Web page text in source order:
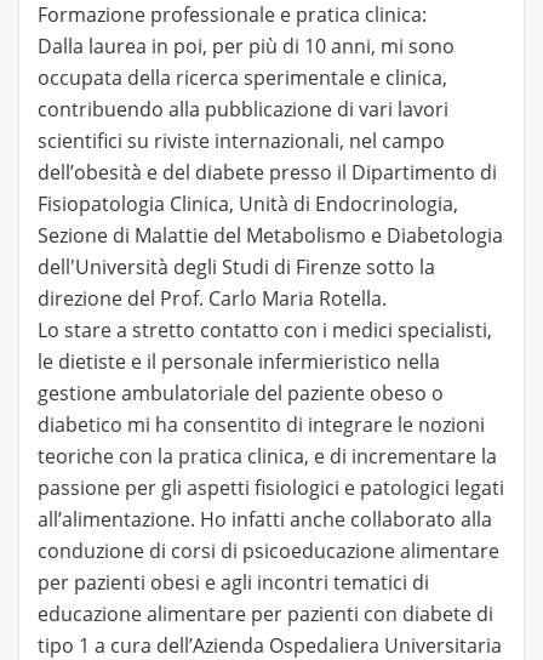
Formazione professionale e pratica clinica:
Dalla laurea in poi, per più di 10 anni, mi sono
occupata della ricerca sperimentale e clinica,
contribuendo alla pubblicazione di vari lavori
scientifici su riviste internazionali, nel campo
dell’obesità e del diabete presso il Dipartimento di
Fisiopatologia Clinica, Unità di Endocrinologia,
Sezione di Malattie del Metabolismo e Diabetologia
dell'Università degli Studi di Firenze sotto la
direzione del Prof. Carlo Maria Rotella.
Lo stare a stretto contatto con i medici specialisti,
le dietiste e il personale infermieristico nella
gestione ambulatoriale del paziente obeso o
diabetico mi ha consentito di integrare le nozioni
teoriche con la pratica clinica, e di incrementare la
passione per gli aspetti fisiologici e patologici legati
all’alimentazione. Ho infatti anche collaborato alla
conduzione di corsi di psicoeducazione alimentare
per pazienti obesi e agli incontri tematici di
educazione alimentare per pazienti con diabete di
tipo 1 a cura dell’Azienda Ospedaliera Universitaria